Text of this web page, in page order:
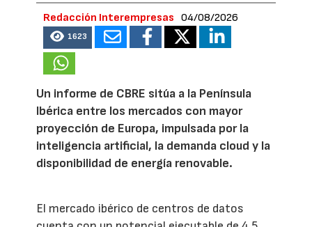
Redacción Interempresas 04/08/2026
1623
Un informe de CBRE sitúa a la Península
Ibérica entre los mercados con mayor
proyección de Europa, impulsada por la
inteligencia artificial, la demanda cloud y la
disponibilidad de energía renovable.
El mercado ibérico de centros de datos